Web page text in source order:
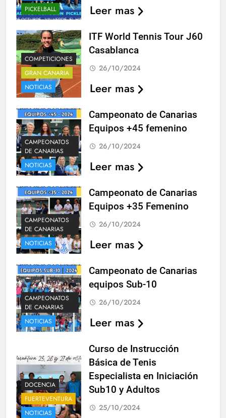
PICKELBALL
Leer mas
COMPETICIONES
GRAN CANARIA
NOTICIAS
ITF World Tennis Tour J60
Casablanca
26/10/2024
Leer mas
CAMPEONATOS
DE CANARIAS
NOTICIAS
Campeonato de Canarias
Equipos +45 femenino
26/10/2024
Leer mas
CAMPEONATOS
DE CANARIAS
NOTICIAS
Campeonato de Canarias
Equipos +35 Femenino
26/10/2024
Leer mas
CAMPEONATOS
DE CANARIAS
NOTICIAS
Campeonato de Canarias
equipos Sub-10
26/10/2024
Leer mas
DOCENCIA
FUERTEVENTURA
NOTICIAS
Curso de Instrucción
Básica de Tenis
Especialista en Iniciación
Sub10 y Adultos
25/10/2024